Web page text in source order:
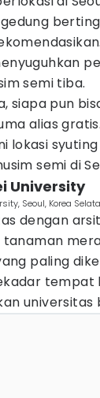
semi tiba.
siapa pun
alias
lokasi
semi di
University
Seoul, Korea
dengan
paling
tempat
universitas